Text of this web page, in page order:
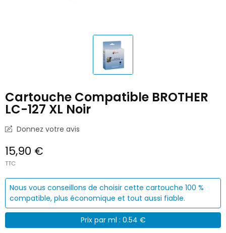
Cartouche Compatible BROTHER
LC-127 XL Noir
Donnez votre avis
15,90 €
TTC
Nous vous conseillons de choisir cette cartouche 100 %
compatible, plus économique et tout aussi fiable.
Prix par ml : 0.54 €